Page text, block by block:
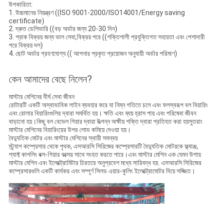
উপকারিতা:
1. উচ্চমানের নিয়ন্ত্রণ ((ISO 9001-2000/ISO14001/Energy saving
certificate)
2. দ্রুত ডেলিভারি ((বড় অর্ডার জন্য 20-30 দিন)
3. প্রাক বিক্রয় জন্য ভাল সেবা,বিক্রয় পরে ((শক্তিশালী প্রযুক্তিগত সহায়তা এবং পেশাদারী
পরে বিক্রয় দল)
4. ছোট অর্ডার গ্রহণযোগ্য (( আপনার প্রকৃত প্রয়োজন অনুযায়ী অর্ডার পরিমাণ)
কেন আমাদের বেছে নিলেন?
মাস্টার মেশিনের দীর্ঘ সেবা জীবন
রোটারটি একটি অস্বাভাবিক লাইন ব্যবহার করে যা নিম্ন গতিতে চলে এবং ফলস্বরূপ বল বিয়ারিং
এবং রোলার বিয়ারিংগুলির দ্বারা সমর্থিত হয়। ক্ষতি এবং ব্যয় হ্রাস পায় এবং পরিষেবা জীবন
বাড়ানো হয়।কিছু বল বেভেল গিয়ার দ্বারা উত্পন্ন অক্ষীয় শক্তি দ্বারা প্রতিহত করা হয়সুতরাং
মাস্টার মেশিনের বিয়ারিংয়ের উপর লোড কমিয়ে দেওয়া হয়।
বৈদ্যুতিক মোটর এবং মাস্টার মেশিনের স্থায়ী সমন্বয়
স্ট্র্যাপ কম্প্রেসার থেকে পৃথক, এসআরসি সিরিজের কম্প্রেসারটি বৈদ্যুতিক মোটরকে ফ্ল্যাঞ্জ,
শ্যাফ্ট কাপলিং বক্স-গিয়ার বক্সের সাথে সংহত করতে পারে।এবং মাস্টার মেশিন এক যেমন উপায়
মাস্টার মেশিন এবং ইলেক্ট্রোমিটার চিরতরে অনুপ্রবেশ মধ্যে সারিবদ্ধ হয়. এসআরসি সিরিজের
কম্প্রেসারগুলি একটি কার্যকর এবং সম্পূর্ণ সিলড এয়ার-কুলিং ইলেক্ট্রোমোটর দিয়ে সজ্জিত।